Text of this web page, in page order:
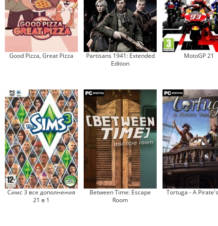
Good Pizza, Great Pizza
Partisans 1941: Extended
Edition
MotoGP 21
Симс 3 все дополнения
21 в 1
Between Time: Escape
Room
Tortuga - A